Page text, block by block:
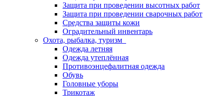
Защита при проведении высотных работ
Защита при проведении сварочных работ
Средства защиты кожи
Оградительный инвентарь
Охота, рыбалка, туризм
Одежда летняя
Одежда утеплённая
Противоэнцефалитная одежда
Обувь
Головные уборы
Трикотаж